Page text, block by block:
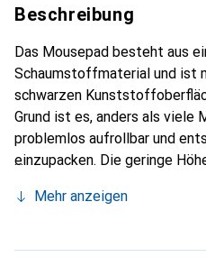
Beschreibung
Das Mousepad besteht aus
Schaumstoffmaterial und ist
schwarzen
Grund ist es, anders als viele
problemlos aufrollbar und
einzupacken. Die geringe
angenehme Benutzung. Die
Sense-Spieler geeignet.
Mehr anzeigen